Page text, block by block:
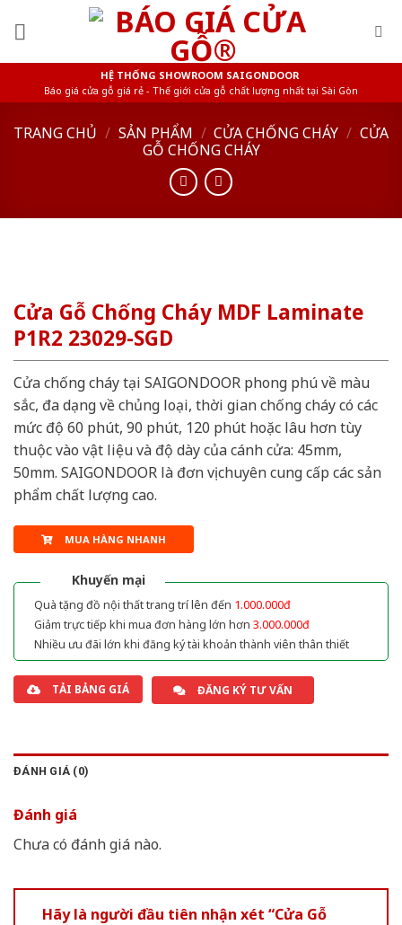
HỆ THỐNG SHOWROOM SAIGONDOOR
Báo giá cửa gỗ giá rẻ - Thế giới cửa gỗ chất lượng nhất tại Sài Gòn
TRANG CHỦ / SẢN PHẨM / CỬA CHỐNG CHÁY / CỬA
GỖ CHỐNG CHÁY
Cửa Gỗ Chống Cháy MDF Laminate
P1R2 23029-SGD
Cửa chống cháy tại SAIGONDOOR phong phú về màu
sắc, đa dạng về chủng loại, thời gian chống cháy có các
mức độ 60 phút, 90 phút, 120 phút hoặc lâu hơn tùy
thuộc vào vật liệu và độ dày của cánh cửa: 45mm,
50mm. SAIGONDOOR là đơn vị chuyên cung cấp các sản
phẩm chất lượng cao.
MUA HÀNG NHANH
Khuyến mại
Quà tặng đồ nội thất trang trí lên đến 1.000.000đ
Giảm trực tiếp khi mua đơn hàng lớn hơn 3.000.000đ
Nhiều ưu đãi lớn khi đăng ký tài khoản thành viên thân thiết
TẢI BẢNG GIÁ ĐĂNG KÝ TƯ VẤN
ĐÁNH GIÁ (0)
Đánh giá
Chưa có đánh giá nào.
Hãy là người đầu tiên nhận xét “Cửa Gỗ